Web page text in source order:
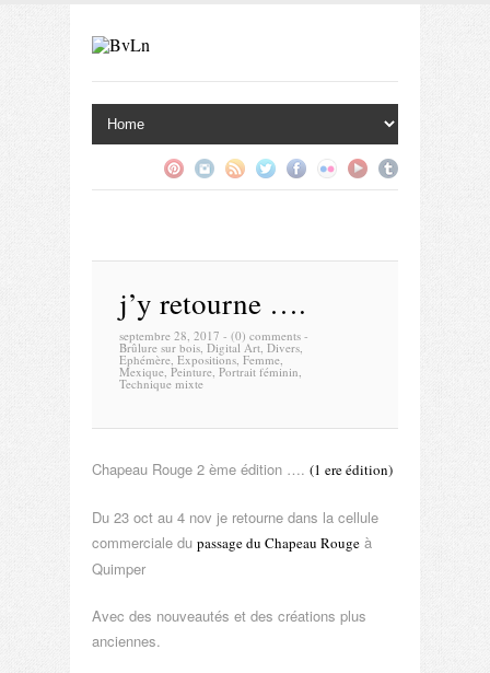
j’y retourne ….
septembre 28, 2017 - (0) comments -
Brûlure sur bois, Digital Art, Divers,
Ephémère, Expositions, Femme,
Mexique, Peinture, Portrait féminin,
Technique mixte
Chapeau Rouge 2 ème édition …. (1 ere édition)
Du 23 oct au 4 nov je retourne dans la cellule
commerciale du passage du Chapeau Rouge à
Quimper
Avec des nouveautés et des créations plus
anciennes.